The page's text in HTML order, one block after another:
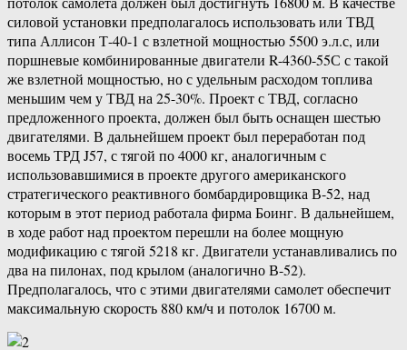
силовой установки предполагалось использовать или ТВД
типа Аллисон Т-40-1 с взлетной мощностью 5500 э.л.с, или
поршневые комбинированные двигатели R-4360-55С с такой
же взлетной мощностью, но с удельным расходом топлива
меньшим чем у ТВД на 25-30%. Проект с ТВД, согласно
предложенного проекта, должен был быть оснащен шестью
двигателями. В дальнейшем проект был переработан под
восемь ТРД J57, с тягой по 4000 кг, аналогичным с
использовавшимися в проекте другого американского
стратегического реактивного бомбардировщика В-52, над
которым в этот период работала фирма Боинг. В дальнейшем,
в ходе работ над проектом перешли на более мощную
модификацию с тягой 5218 кг. Двигатели устанавливались по
два на пилонах, под крылом (аналогично В-52).
Предполагалось, что с этими двигателями самолет обеспечит
максимальную скорость 880 км/ч и потолок 16700 м.